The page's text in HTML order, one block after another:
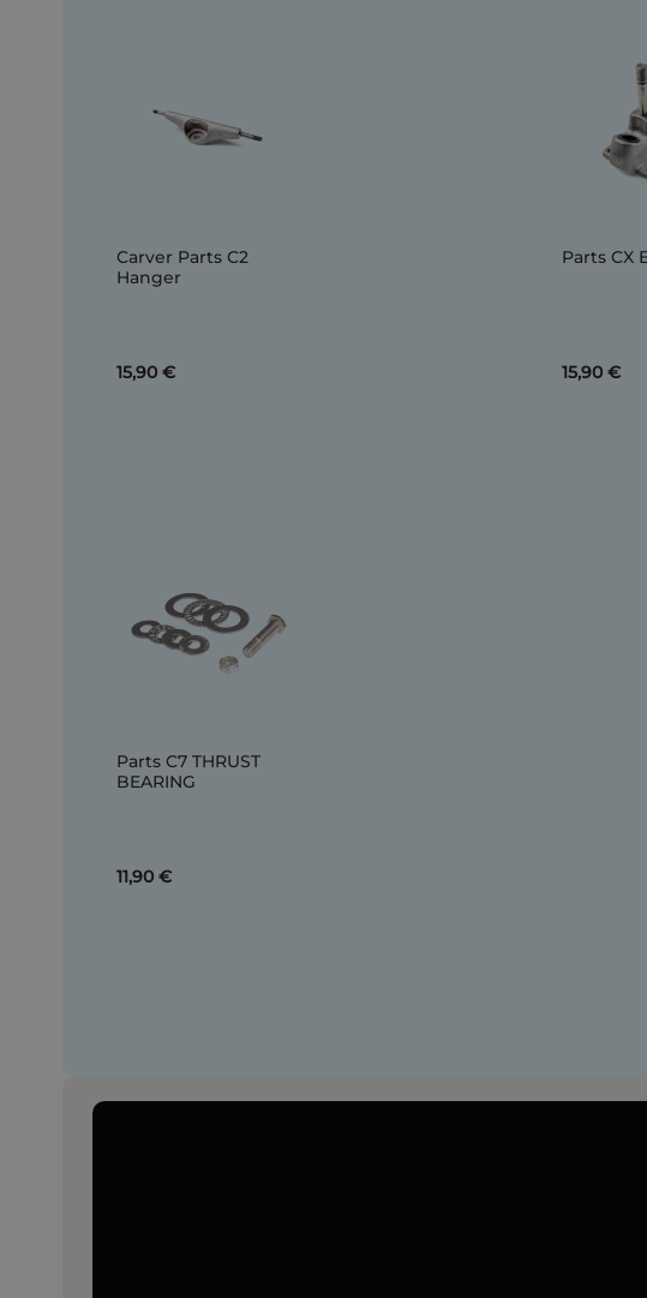
Carver Parts C2
Hanger
15,90 €
Parts CX
15,90 €
Parts C7 THRUST
BEARING
11,90 €